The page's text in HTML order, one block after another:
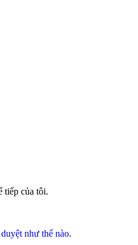
tiếp của tôi.
như thế nào.